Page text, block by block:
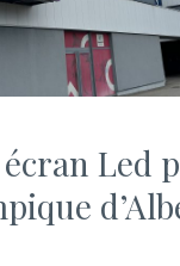
Led